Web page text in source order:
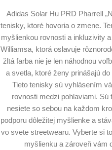
Adidas Solar Hu PRD Pharrell
tenisky, ktoré hovoria o zmene.
myšlienkou rovnosti a inkluzivity
Williamsa, ktorá oslavuje
žltá farba nie je len náhodnou
a svetla, ktoré ženy prinášajú
Tieto tenisky sú vyhlásením
rovnosti medzi pohlaviami.
nesiete so sebou na každom
podporu dôležitej myšlienke a
vo svete streetwearu. Vyberte si
myšlienku a zároveň vám